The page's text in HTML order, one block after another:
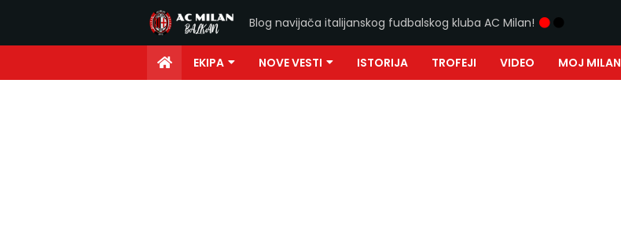
Blog navijača italijanskog fudbalskog kluba AC Milan!
EKIPA NOVE VESTI ISTORIJA TROFEJI VIDEO MOJ MILAN